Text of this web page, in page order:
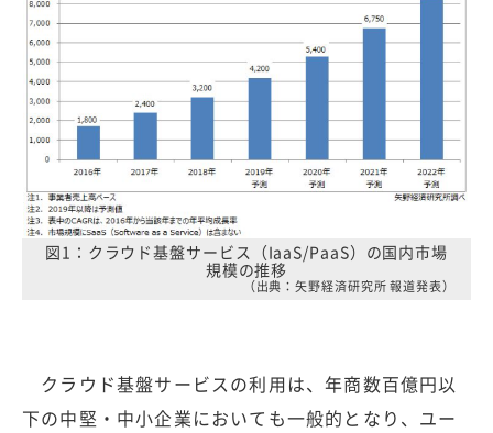
図1：クラウド基盤サービス（IaaS/PaaS）の国内市場
規模の推移
（出典：矢野経済研究所 報道発表）
クラウド基盤サービスの利用は、年商数百億円以
下の中堅・中小企業においても一般的となり、ユー